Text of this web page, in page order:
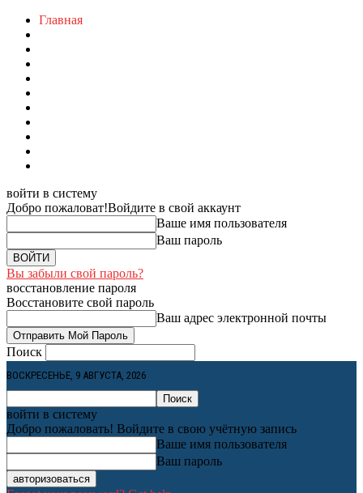
Главная
войти в систему
Добро пожаловат!Войдите в свой аккаунт
Ваше имя пользователя
Ваш пароль
Вы забыли свой пароль?
восстановление пароля
Восстановите свой пароль
Ваш адрес электронной почты
Поиск
ВОСКРЕСЕНЬЕ, 9 АВГУСТА, 2026
войти в систему
Добро пожаловать! Войдите в свою учётную запись
Ваше имя пользователя
Ваш пароль